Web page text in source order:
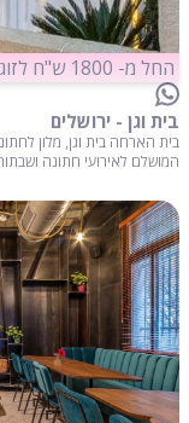
החל מ- 1800 ש"ח לזוג. מינימום 15 חדרים להזמנה
בית וגן - ירושלים
בית הארחה בית וגן, מלון
המושלם לאירועי חתונה